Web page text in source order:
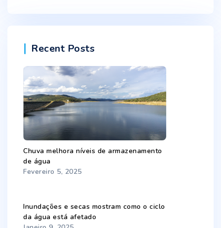
Recent Posts
Chuva melhora níveis de armazenamento
de água
Fevereiro 5, 2025
Inundações e secas mostram como o ciclo
da água está afetado